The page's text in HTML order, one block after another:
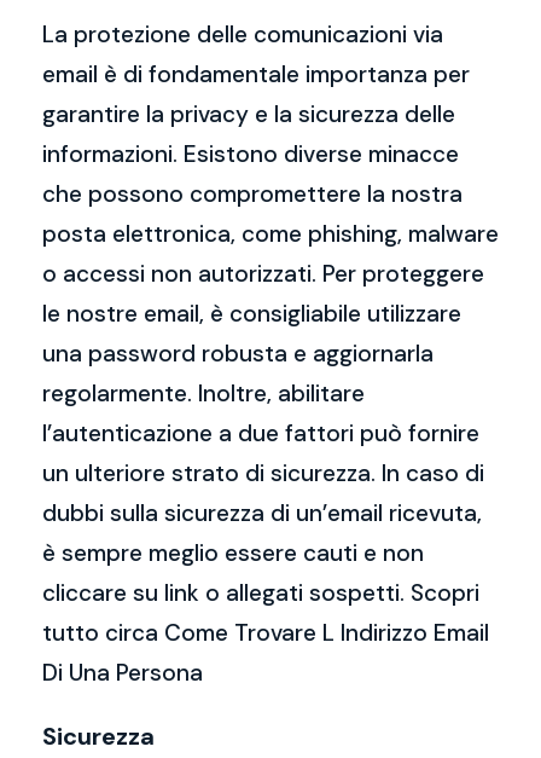
La protezione delle comunicazioni via
email è di fondamentale importanza per
garantire la privacy e la sicurezza delle
informazioni. Esistono diverse minacce
che possono compromettere la nostra
posta elettronica, come phishing, malware
o accessi non autorizzati. Per proteggere
le nostre email, è consigliabile utilizzare
una password robusta e aggiornarla
regolarmente. Inoltre, abilitare
l’autenticazione a due fattori può fornire
un ulteriore strato di sicurezza. In caso di
dubbi sulla sicurezza di un’email ricevuta,
è sempre meglio essere cauti e non
cliccare su link o allegati sospetti. Scopri
tutto circa Come Trovare L Indirizzo Email
Di Una Persona
Sicurezza